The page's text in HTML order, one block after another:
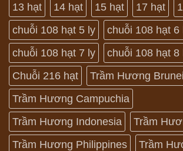
13 hạt 14 hạt 15 hạt 17 hạt
chuỗi 108 hạt 5 ly
chuỗi 108 hạt 6
chuỗi 108 hạt 7 ly
chuỗi 108 hạt 8
Chuỗi 216 hạt
Trầm Hương
Trầm Hương Campuchia
Trầm Hương Indonesia
Trầm
Trầm Hương Philippines
Trầm